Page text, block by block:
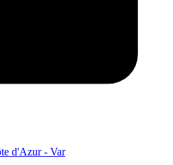
d'Azur - Var